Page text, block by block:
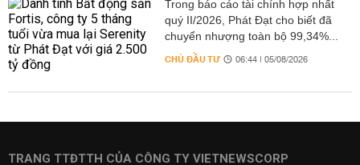
Trong báo cáo tài chính hợp nhất
quý II/2026, Phát Đạt cho biết đã
chuyển nhượng toàn bộ 99,34%...
CHỦ ĐẦU TƯ 06:44 | 05/08/2026
TRANG TTĐTTH CỦA CÔNG TY VIETNEWSCORP